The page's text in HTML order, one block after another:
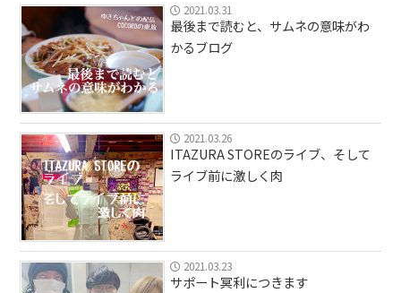
SCHEDULE
LESSON
PROFILE
2021.03.31
最後まで読むと、サムネの意味がわ
かるブログ
2021.03.26
ITAZURA STOREのライブ、そして
ライブ前に激しく肉
2021.03.23
サポート冥利につきます